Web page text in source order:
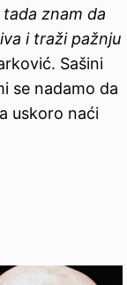
znam da
i traži pažnju
Sašini
se nadamo da
uskoro naći